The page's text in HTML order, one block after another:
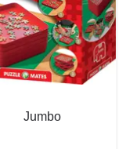
Jumbo